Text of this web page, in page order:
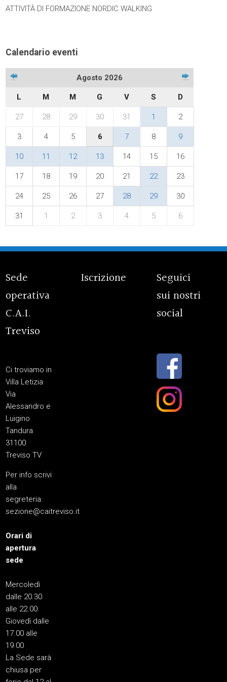
ATTIVITÀ DI FORMAZIONE NORDIC WALKING
Calendario eventi
Agosto 2026
L M M G V S D
27 28 29 30 31 1 2
3 4 5 6 7 8 9
10 11 12 13 14 15 16
17 18 19 20 21 22 23
24 25 26 27 28 29 30
31 1 2 3 4 5 6
Sede
operativa
C.A.I.
Treviso
Ci troviamo in
Villa Letizia
Via
Alessandro e
Luigino
Tandura
31100
Treviso TV
Per info scrivi
alla
segreteria:
sezione@caitreviso.it
Orari di
apertura
sede
Mercoledì
dalle 20.30
alle 22.00
Giovedì dalle
17.00 alle
19.00
La Sede sarà
chiusa per
Iscrizione
Seguici
sui nostri
social